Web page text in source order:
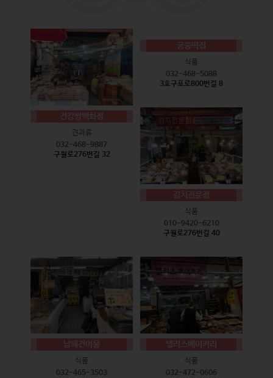
건강짱백화점
견과류
032-468-9887
구월로276번길 32
궁중떡집
식품
032-468-5088
3호구포로800번길 8
김치전문점
식품
010-9420-6210
구월로276번길 40
남해건어물
식품
032-465-3503
델리스베이커리
식품
032-472-0606